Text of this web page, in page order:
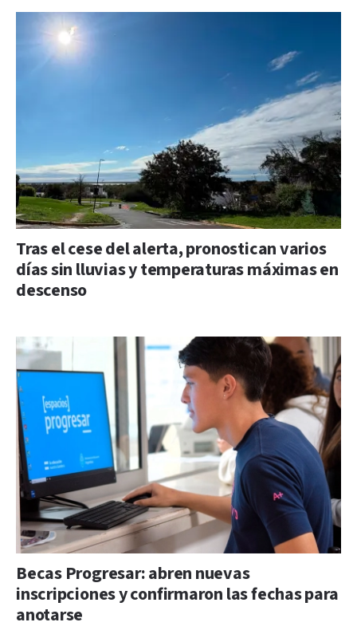
Tras el cese del alerta, pronostican varios
días sin lluvias y temperaturas máximas en
descenso
Becas Progresar: abren nuevas
inscripciones y confirmaron las fechas para
anotarse